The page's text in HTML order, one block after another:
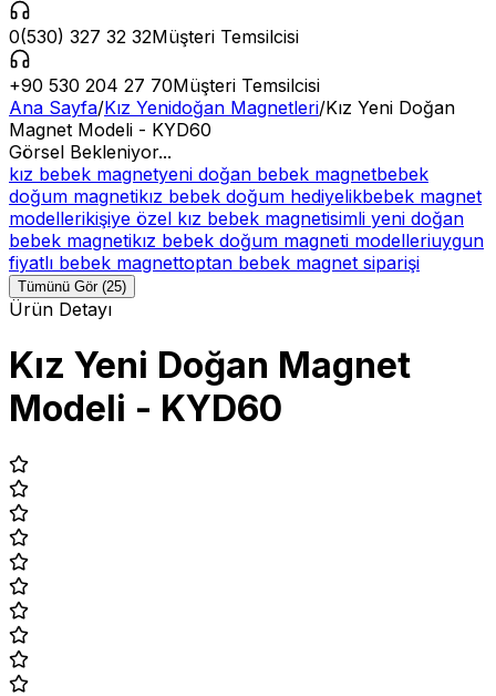
0(530) 327 32 32Müşteri Temsilcisi
+90 530 204 27 70Müşteri Temsilcisi
Ana Sayfa/Kız Yenidoğan Magnetleri/Kız Yeni Doğan
Magnet Modeli - KYD60
Görsel Bekleniyor...
kız bebek magnetyeni doğan bebek magnetbebek
doğum magnetikız bebek doğum hediyelikbebek magnet
modellerikişiye özel kız bebek magnetisimli yeni doğan
bebek magnetikız bebek doğum magneti modelleriuygun
fiyatlı bebek magnettoptan bebek magnet siparişi
Tümünü Gör (25)
Ürün Detayı
Kız Yeni Doğan Magnet
Modeli - KYD60